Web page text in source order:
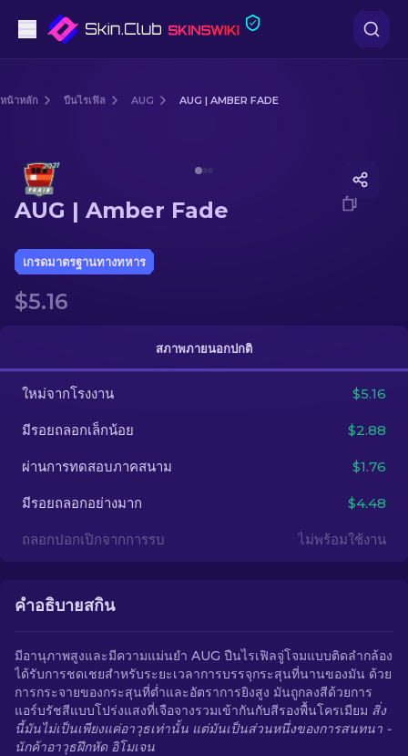
ปืนไรเฟิล
ปืนไรเฟิลซุ่มยิง
มีด
ถุงมือ
อื่น ๆ
หน้าหลัก ปืนไรเฟิล AUG AUG | AMBER FADE
AUG | Amber Fade
เกรดมาตรฐานทางทหาร
$5.16
สภาพภายนอกปกติ
ใหม่จากโรงงาน $5.16
มีรอยถลอกเล็กน้อย $2.88
ผ่านการทดสอบภาคสนาม $1.76
มีรอยถลอกอย่างมาก $4.48
ถลอกปอกเปิกจากการรบ ไม่พร้อมใช้งาน
คำอธิบายสกิน
มีอานุภาพสูงและมีความแม่นยำ AUG ปืนไรเฟิลจู่โจมแบบติดลำกล้อง
ได้รับการชดเชยสำหรับระยะเวลาการบรรจุกระสุนที่นานของมัน ด้วย
การกระจายของกระสุนที่ต่ำและอัตราการยิงสูง มันถูกลงสีด้วยการ
แอร์บรัชสีแบบโปร่งแสงที่เจือจางรวมเข้ากันกับสีรองพื้นโครเมียม สิ่ง
นี้มันไม่เป็นเพียงแค่อาวุธเท่านั้น แต่มันเป็นส่วนหนึ่งของการสนทนา -
นักค้าอาวุธฝึกหัด อิโมเจน